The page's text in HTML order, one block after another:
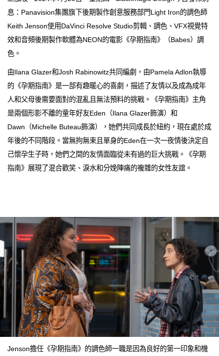
息：Panavision集團旗下後期製作創意服務部門Light Iron的調色師
Keith Jenson使用DaVinci Resolve Studio剪輯、調色、VFX視覺特
效和音頻後期製作軟體為NEON的電影《孕期指南》（Babes）調
色。
由Ilana Glazer和Josh Rabinowitz共同編劇，由Pamela Adlon執導
的《孕期指南》是一部有趣暖心的喜劇，描述了友情以及成為成年
人和父母後需要面對的混亂且無法預料的挑戰。《孕期指南》主角
是兩個形影不離的童年好友Eden（Ilana Glazer飾演）和
Dawn（Michelle Buteau飾演），她們共同成長於紐約，現在處於成
年後的不同階段。當無拘無束且單身的Eden在一次一夜情後決定自
己懷孕生子時，她們之間的友情面臨從未有過的巨大挑戰。《孕期
指南》展現了混合歡笑、淚水和分娩陣痛的複雜的女性友誼。
Jenson擔任《孕期指南》的調色師一職是因為良好的第一印象和機